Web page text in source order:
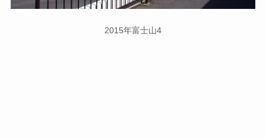
2015年富士山4